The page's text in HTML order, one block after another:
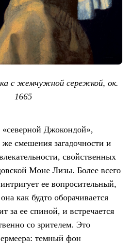
с жемчужной сережкой, ок.
1665
Джокондой»,
же смешения загадочности и
свойственных
Моне Лизы. Более всего
ее вопросительный,
как будто оборачивается
за ее спиной, и встречается
со зрителем. Это
темный фон